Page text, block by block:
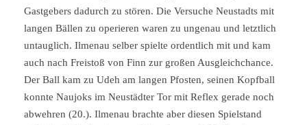
Gastgebers dadurch zu stören. Die Versuche Neustadts mit
langen Bällen zu operieren waren zu ungenau und letztlich
untauglich. Ilmenau selber spielte ordentlich mit und kam
auch nach Freistoß von Finn zur großen Ausgleichchance.
Der Ball kam zu Udeh am langen Pfosten, seinen Kopfball
konnte Naujoks im Neustädter Tor mit Reflex gerade noch
abwehren (20.). Ilmenau brachte aber diesen Spielstand